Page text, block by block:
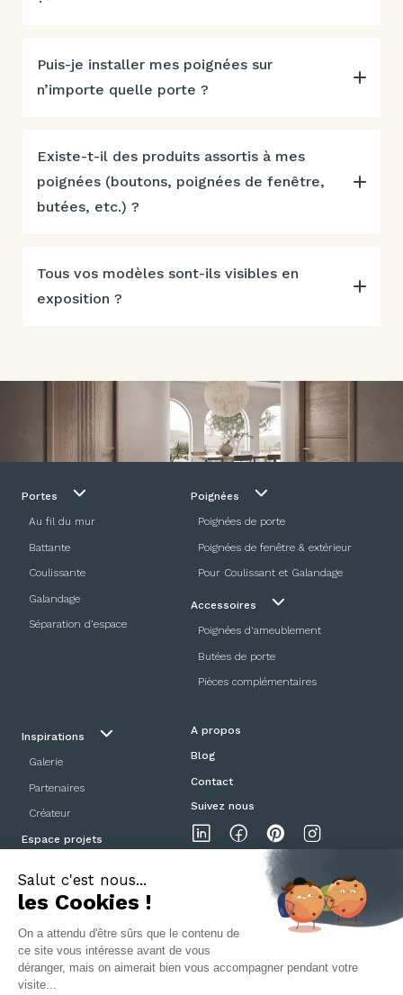
Puis-je installer mes poignées sur
n’importe quelle porte ?
Existe-t-il des produits assortis à mes
poignées (boutons, poignées de fenêtre,
butées, etc.) ?
Tous vos modèles sont-ils visibles en
exposition ?
Portes
Au fil du mur
Battante
Coulissante
Galandage
Séparation d’espace
Poignées
Poignées de porte
Poignées de fenêtre & extérieur
Pour Coulissant et Galandage
Accessoires
Poignées d'ameublement
Butées de porte
Pièces complémentaires
Inspirations
Galerie
Partenaires
Créateur
Espace projets
A propos
Blog
Contact
Suivez nous
Mentions légalesPolitique de confidentialitéCGV